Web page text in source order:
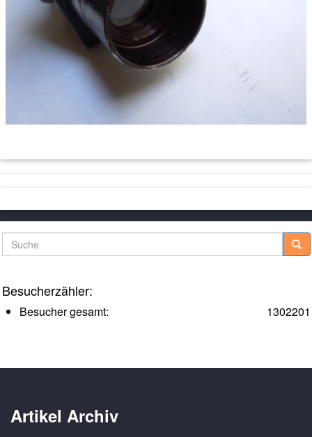
Suche
Besucherzähler:
1302201
Besucher gesamt:
Artikel Archiv